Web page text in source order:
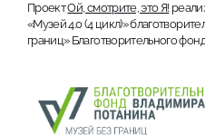
ПроектОй, смотрите, это Я!
«Музей 4.0 (4 цикл)»
границ» Благотворительного